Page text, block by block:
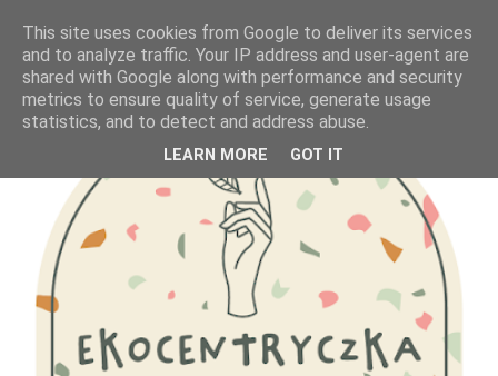
This site uses cookies from Google to deliver its services
and to analyze traffic. Your IP address and user-agent are
shared with Google along with performance and security
metrics to ensure quality of service, generate usage
statistics, and to detect and address abuse.
LEARN MORE GOT IT